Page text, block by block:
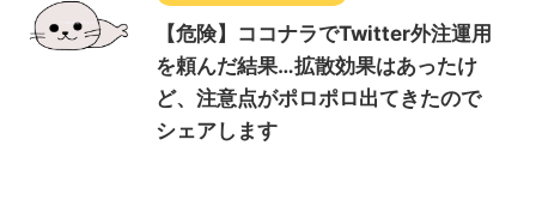
【危険】ココナラでTwitter外注運用
を頼んだ結果…拡散効果はあったけ
ど、注意点がポロポロ出てきたので
シェアします